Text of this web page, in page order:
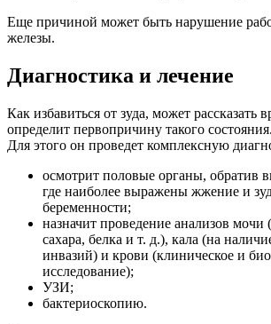
Еще причиной может быть нарушение
железы.
Диагностика и лечение
Как избавиться от зуда, может рассказать
определит первопричину такого состояния.
Для этого он проведет комплексную
осмотрит половые органы, обратив
где наиболее выражены жжение и
беременности;
назначит проведение анализов мочи
сахара, белка и т. д.), кала (на
инвазий) и крови (клиническое и
исследование);
УЗИ;
бактериоскопию.